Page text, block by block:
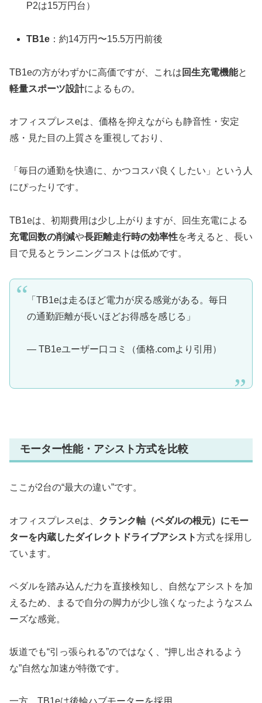
P2は15万円台）
TB1e ：約14万円〜15.5万円前後
TB1eの方がわずかに高価ですが、これは 回生充電機能と
軽量スポーツ設計によるもの。
オフィスプレスeは、価格を抑えながらも静音性・安定
感・見た目の上質さを重視しており、
「毎日の通勤を快適に、かつコスパ良くしたい」という人
にぴったりです。
TB1eは、初期費用は少し上がりますが、回生充電による
充電回数の削減や長距離走行時の効率性を考えると、長い
目で見るとランニングコストは低めです。
「TB1eは走るほど電力が戻る感覚がある。毎日
の通勤距離が長いほどお得感を感じる」
— TB1eユーザー口コミ（価格.comより引用）
モーター性能・アシスト方式を比較
ここが2台の“最大の違い”です。
オフィスプレスeは、 クランク軸（ペダルの根元）にモー
ターを内蔵したダイレクトドライブアシスト方式を採用し
ています。
ペダルを踏み込んだ力を直接検知し、自然なアシストを加
えるため、まるで自分の脚力が少し強くなったようなスム
ーズな感覚。
坂道でも“引っ張られる”のではなく、“押し出されるよう
な”自然な加速が特徴です。